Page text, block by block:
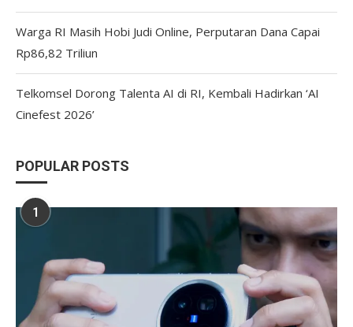
Warga RI Masih Hobi Judi Online, Perputaran Dana Capai
Rp86,82 Triliun
Telkomsel Dorong Talenta AI di RI, Kembali Hadirkan ‘AI
Cinefest 2026’
POPULAR POSTS
1